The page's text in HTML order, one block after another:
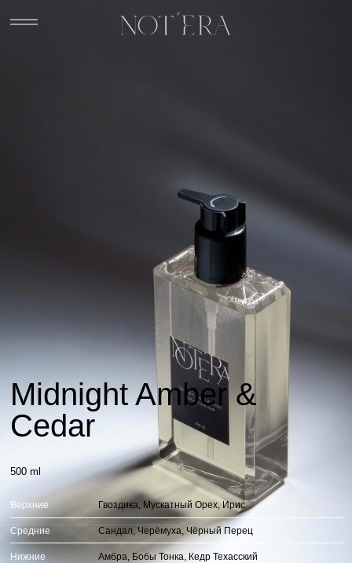
Midnight Amber &
Cedar
500 ml
Гвоздика, Мускатный Орех, Ирис
Верхние
Сандал, Черёмуха, Чёрный Перец
Амбра, Бобы Тонка, Кедр Техасский
Средние
Нижние